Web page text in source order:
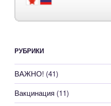
РУБРИКИ
ВАЖНО! (41)
Вакцинация (11)